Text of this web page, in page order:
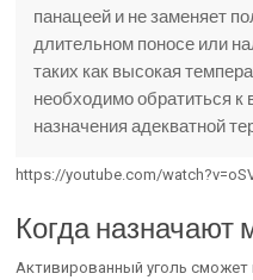
панацеей и не заменяет
длительном поносе или
таких как высокая
необходимо обратиться к
назначения адекватной
https://youtube.com/
Когда назначают
Активированный уголь сможет